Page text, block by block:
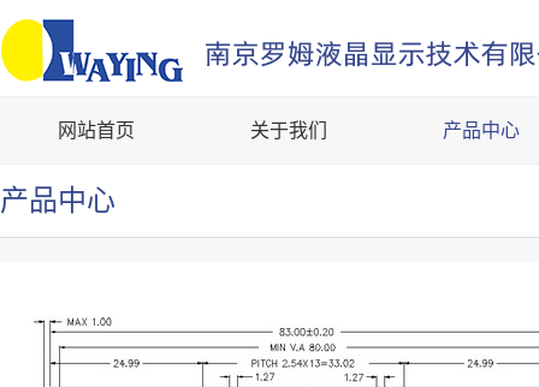
网站首页 关于我们 产品中心
产品中心